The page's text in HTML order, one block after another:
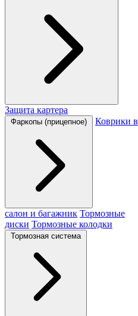
Защита картера
Фаркопы (прицепное) Коврики в
салон и багажник Тормозные
диски Тормозные колодки
Тормозная система